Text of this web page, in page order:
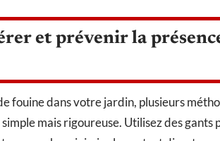
et prévenir la
fouine dans votre jardin, plusieurs
mais rigoureuse. Utilisez des gants